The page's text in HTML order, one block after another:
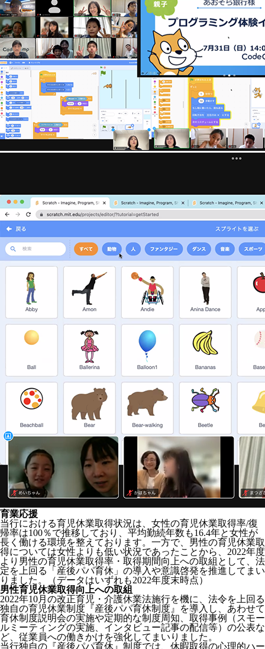
育業応援
当行における育児休業取得状況は、女性の育児休業取得率/復
帰率は100％で推移しており、平均勤続年数も16.4年と女性が
長く働ける環境を整えております。一方で、男性の育児休業取
得については女性よりも低い状況であったことから、2022年度
より男性の育児休業取得率・取得期間向上への取組として、法
定を上回る「産後パパ育休」の導入や意識啓発を推進してまい
りました。（データはいずれも2022年度末時点）
男性育児休業取得向上への取組
2022年10月の改正育児・介護休業法施行を機に、法令を上回る
独自の育児休業制度『産後パパ育休制度』を導入し、あわせて
育休制度説明会の実施や定期的な制度周知、取得事例（スモー
ルミーティングの実施、インタビュー記事の配信等）の公表な
ど、従業員への働きかけを強化してまいりました。
当行独自の『産後パパ育休』制度では、休暇取得の心理的ハー